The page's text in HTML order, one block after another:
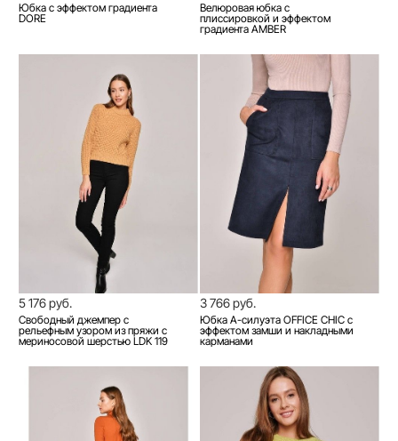
Юбка с эффектом градиента
DORE
Велюровая юбка с
плиссировкой и эффектом
градиента AMBER
5 176 руб.
Свободный джемпер с
рельефным узором из пряжи с
мериносовой шерстью LDK 119
3 766 руб.
Юбка А-силуэта OFFICE CHIC с
эффектом замши и накладными
карманами